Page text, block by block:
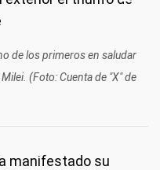
de los primeros en saludar
(Foto: Cuenta de "X" de
manifestado su